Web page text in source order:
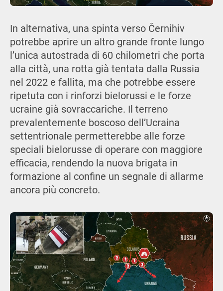
In alternativa, una spinta verso Černihiv
potrebbe aprire un altro grande fronte lungo
l’unica autostrada di 60 chilometri che porta
alla città, una rotta già tentata dalla Russia
nel 2022 e fallita, ma che potrebbe essere
ripetuta con i rinforzi bielorussi e le forze
ucraine già sovraccariche. Il terreno
prevalentemente boscoso dell’Ucraina
settentrionale permetterebbe alle forze
speciali bielorusse di operare con maggiore
efficacia, rendendo la nuova brigata in
formazione al confine un segnale di allarme
ancora più concreto.